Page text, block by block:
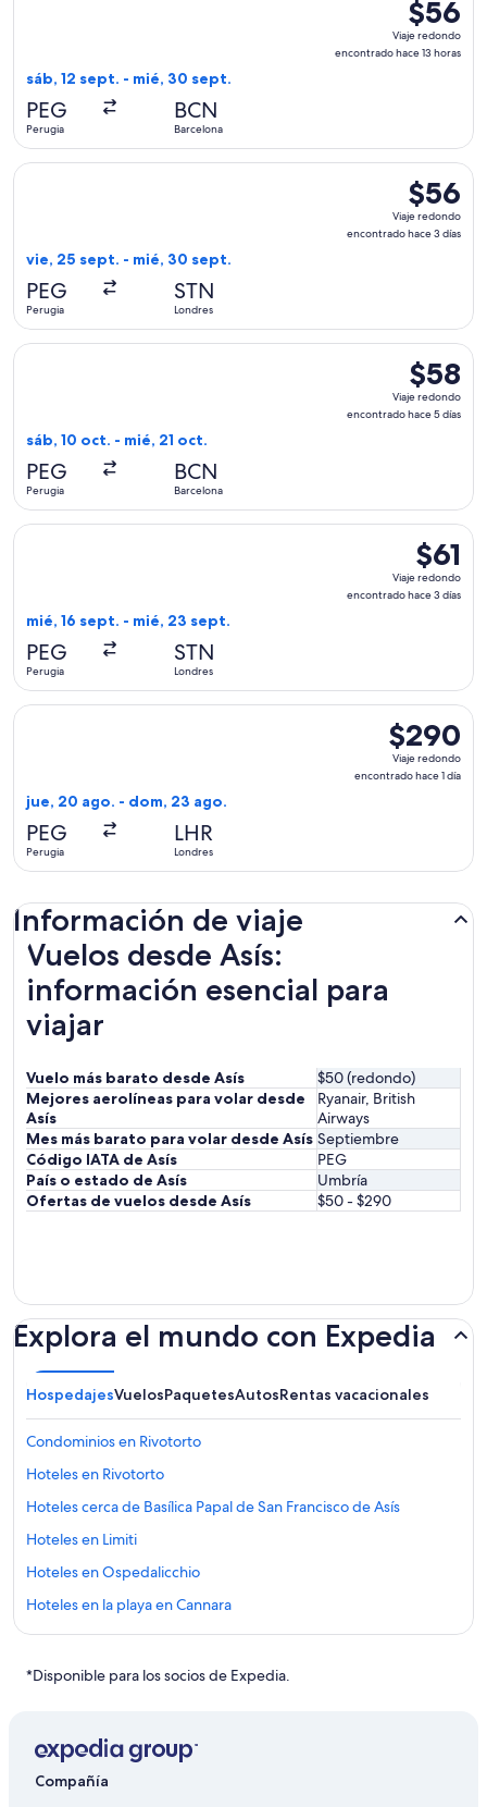
$56
Viaje
redondo,
$56
Viaje redondo
encontrado hace 13 horas
sáb, 12 sept. - mié, 30 sept.
PEG
Perugia
BCN
Barcelona
$56
Viaje
redondo,
$56
Viaje redondo
encontrado hace 3 días
vie, 25 sept. - mié, 30 sept.
PEG
Perugia
STN
Londres
Seleccionar vuelo de Ryanair, con salida el vie, 25 sept.
$58
Viaje
redondo,
$58
Viaje redondo
encontrado hace 5 días
sáb, 10 oct. - mié, 21 oct.
PEG
Perugia
BCN
Barcelona
Seleccionar vuelo de Ryanair, con salida el sáb, 10 oct.
$61
Viaje
redondo,
$61
Viaje redondo
encontrado hace 3 días
mié, 16 sept. - mié, 23 sept.
PEG
Perugia
STN
Londres
Seleccionar vuelo de Ryanair, con salida el mié, 16 sept.
$290
Viaje
redondo,
$290
Viaje redondo
encontrado hace 1 día
jue, 20 ago. - dom, 23 ago.
PEG
Perugia
LHR
Londres
Seleccionar vuelo de British Airways, con salida el jue, 20
Información de viaje
Vuelos desde Asís:
información esencial para
viajar
Vuelo más barato desde Asís
$50 (redondo)
Mejores aerolíneas para volar desde
Asís
Ryanair, British
Airways
Mes más barato para volar desde Asís Septiembre
Código IATA de Asís
PEG
País o estado de Asís
Umbría
Ofertas de vuelos desde Asís
$50 - $290
Explora el mundo con Expedia
HospedajesVuelosPaquetesAutosRentas vacacionales
Condominios en Rivotorto
Hoteles en Rivotorto
Hoteles cerca de Basílica Papal de San Francisco de Asís
Hoteles en Limiti
Hoteles en Ospedalicchio
Hoteles en la playa en Cannara
Hoteles en Cannara
Hoteles cerca de Basílica de Santa María de los Ángeles
Hoteles cerca de Residencia y jardín italiano Villa Fidelia
Hoteles en Viole
*Disponible para los socios de Expedia.
Compañía